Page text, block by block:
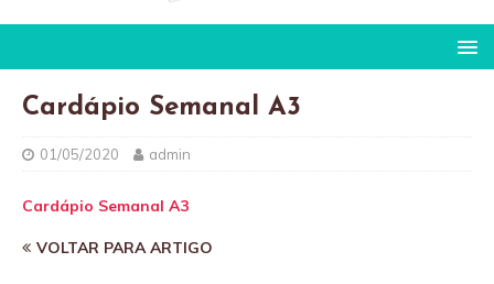
Cardápio Semanal A3
01/05/2020 admin
Cardápio Semanal A3
VOLTAR PARA ARTIGO